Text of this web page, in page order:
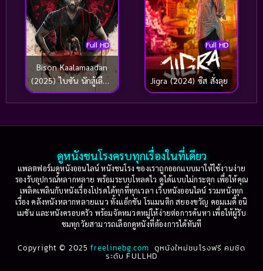
ความสัมพันธ์(1)
ความสัมพันธ์ระหว่างวัฒนธรรม(1)
ความสัมพันธ์วัยต่างกัน(1)
ความสัมพันธ์ในครอบครัว(4)
ชีวิต(1)
ชีวิต Life(1)
ชีวิตดราม่าเข้มข้น(1)
ชีวิตวัยรุ่น(5)
Full HD
Bison Kaalamaadan
(2025) ไบซัน นักสู้เลือด
เดือด
Full HD
Jigra (2024) ซิส สั่งลุย
ดูหนังชนโรงครบทุกเรื่องในที่เดียว
แพลตฟอร์มดูหนังออนไลน์ หนังชนโรง ของเราถูกออกแบบมาให้ใช้งานง่าย
รองรับอุปกรณ์หลากหลาย พร้อมระบบโหลดไว ดูได้แบบไม่กระตุก เพื่อให้คุณ
เพลิดเพลินกับหนังเรื่องโปรดได้ทุกที่ทุกเวลา เว็บหนังออนไลน์ รวมหนังทุก
เรื่อง คลังหนังหลากหลายแนว ทั้งแอ็กชัน โรแมนติก สยองขวัญ คอมเมดี้ อนิ
เมชัน และหนังครอบครัว พร้อมจัดหมวดหมู่ให้ง่ายต่อการค้นหา เพื่อให้ผู้รับ
ชมทุกวัยสามารถเลือกดูหนังที่ต้องการได้ทันที
Copyright © 2025freelinebg.com ดูหนังใหม่ชนโรงฟรี คมชัด
ระดับ FULLHD